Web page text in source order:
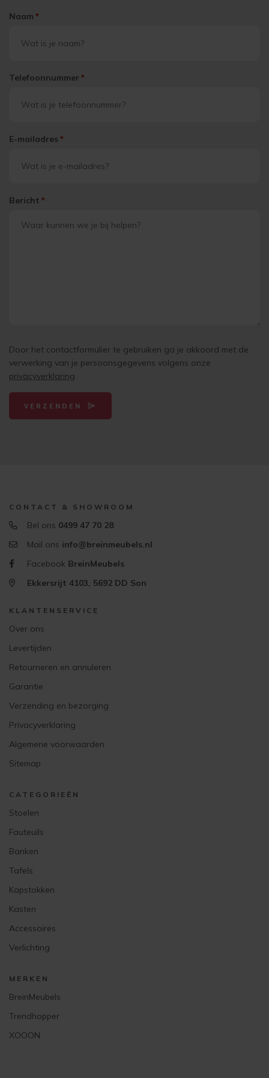
Naam *
Telefoonnummer *
E-mailadres *
Bericht *
Door het contactformulier te gebruiken ga je akkoord met de
verwerking van je persoonsgegevens volgens onze
privacyverklaring
VERZENDEN
CONTACT & SHOWROOM
Bel ons 0499 47 70 28
Mail ons info@breinmeubels.nl
Facebook BreinMeubels
Ekkersrijt 4103, 5692 DD Son
KLANTENSERVICE
Over ons
Levertijden
Retourneren en annuleren
Garantie
Verzending en bezorging
Privacyverklaring
Algemene voorwaarden
Sitemap
CATEGORIEËN
Stoelen
Fauteuils
Banken
Tafels
Kapstokken
Kasten
Accessoires
Verlichting
MERKEN
BreinMeubels
Trendhopper
XOOON